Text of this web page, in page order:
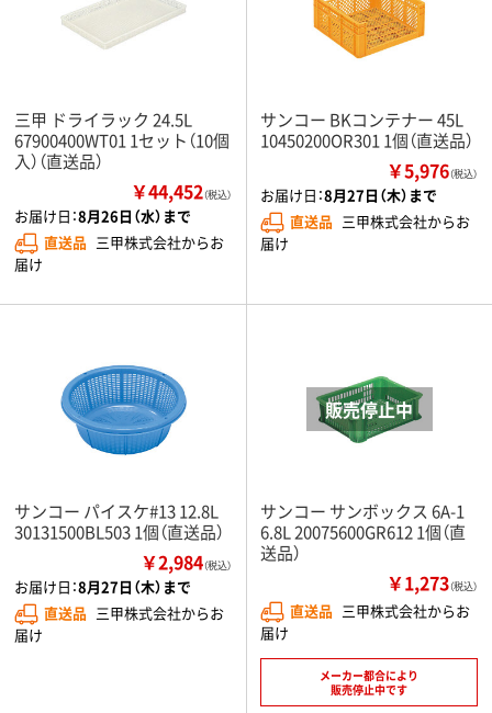
三甲 ドライラック 24.5L
67900400WT01 1セット（10個
入）（直送品）
￥44,452（税込）
お届け日：8月26日（水）まで
直送品 三甲株式会社からお
届け
サンコー BKコンテナー 45L
10450200OR301 1個（直送品）
￥5,976（税込）
お届け日：8月27日（木）まで
直送品 三甲株式会社からお
届け
サンコー パイスケ#13 12.8L
30131500BL503 1個（直送品）
￥2,984（税込）
お届け日：8月27日（木）まで
直送品 三甲株式会社からお
届け
サンコー サンボックス 6A-1
6.8L 20075600GR612 1個（直
送品）
￥1,273（税込）
直送品 三甲株式会社からお
届け
メーカー都合により
販売停止中です